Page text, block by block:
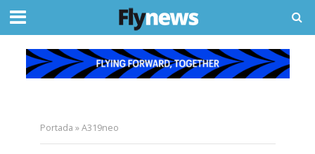
Portada »A319neo